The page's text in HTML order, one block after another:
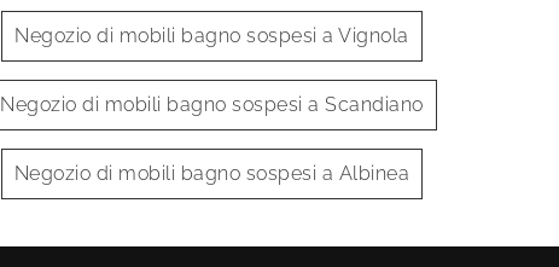
Negozio di mobili bagno sospesi a Vignola
Negozio di mobili bagno sospesi a Scandiano
Negozio di mobili bagno sospesi a Albinea